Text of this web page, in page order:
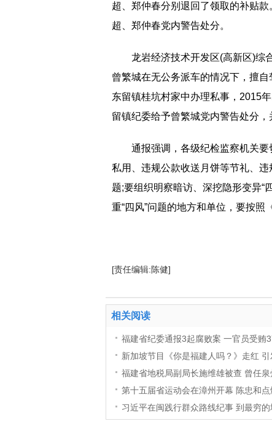
超、郑仲春分别退回了领取的补贴
超、郑仲春党内警告处分。
龙岩经济技术开发区(高新区)综
曾繁城在无公务派车的情况下，擅
东留镇桂坑村家中办理私事，2015
留镇纪委给予曾繁城党内警告处分
通报强调，各级纪检监察机关
私用、违规公款收送月饼等节礼、
题;要组织明察暗访、深挖隐形变异“
重“四风”问题的地方和单位，要按照
[责任编辑:陈健]
相关阅读
福建省纪委通报3起腐败案 一官员受贿
新加坡节目《你是福建人吗？》走红
福建省地税局副局长施维雄被查 曾任
第十五届省运动会在漳州开幕 陈忠和
习近平在闽践行群众路线纪事 到最穷